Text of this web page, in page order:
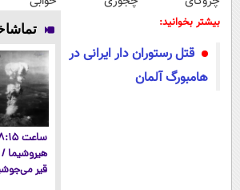
پوستتوصاف
مجانیه
میلیاردر
آموزش
بیشتر بخوانید:
قتل رستوران دار ایرانی در
هامبورگ آلمان
هیروشیما
قیر